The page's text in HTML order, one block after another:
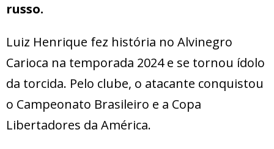
russo.
Luiz Henrique fez história no Alvinegro
Carioca na temporada 2024 e se tornou ídolo
da torcida. Pelo clube, o atacante conquistou
o Campeonato Brasileiro e a Copa
Libertadores da América.